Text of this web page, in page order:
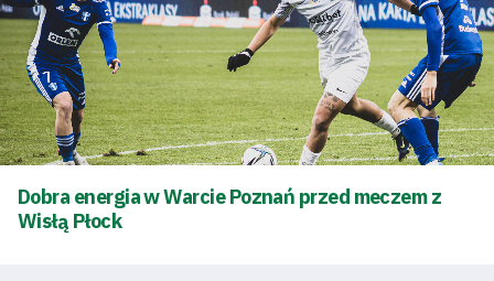
Tryb
energii
Dobra energia w Warcie Poznań przed meczem z
Wisłą Płock